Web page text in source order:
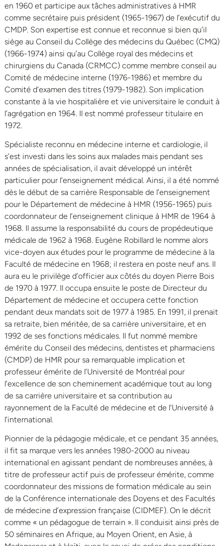
en 1960 et participe aux tâches administratives à HMR
comme secrétaire puis président (1965-1967) de l’exécutif du
CMDP. Son expertise est connue et reconnue si bien qu’il
siège au Conseil du Collège des médecins du Québec (CMQ)
(1966-1974) ainsi qu’au Collège royal des médecins et
chirurgiens du Canada (CRMCC) comme membre conseil au
Comité de médecine interne (1976-1986) et membre du
Comité d’examen des titres (1979-1982). Son implication
constante à la vie hospitalière et vie universitaire le conduit à
l’agrégation en 1964. Il est nommé professeur titulaire en
1972.
Spécialiste reconnu en médecine interne et cardiologie, il
s’est investi dans les soins aux malades mais pendant ses
années de spécialisation, il avait développé un intérêt
particulier pour l’enseignement médical. Ainsi, il a été nommé
dès le début de sa carrière Responsable de l’enseignement
pour le Département de médecine à HMR (1956-1965) puis
coordonnateur de l’enseignement clinique à HMR de 1964 à
1968. Il assume la responsabilité du cours de propédeutique
médicale de 1962 à 1968. Eugène Robillard le nomme alors
vice-doyen aux études pour le programme de médecine à la
Faculté de médecine en 1968; il restera en poste neuf ans. Il
aura eu le privilège d’officier aux côtés du doyen Pierre Bois
de 1970 à 1977. Il occupa ensuite le poste de Directeur du
Département de médecine et occupera cette fonction
pendant deux mandats soit de 1977 à 1985. En 1991, il prenait
sa retraite, bien méritée, de sa carrière universitaire, et en
1992 de ses fonctions médicales. Il fut nommé membre
émérite du Conseil des médecins, dentistes et pharmaciens
(CMDP) de HMR pour sa remarquable implication et
professeur émérite de l’Université de Montréal pour
l’excellence de son cheminement académique tout au long
de sa carrière universitaire et sa contribution au
rayonnement de la Faculté de médecine et de l’Université à
l’international.
Pionnier de la pédagogie médicale, et ce pendant 35 années,
il fit sa marque vers les années 1980-2000 au niveau
international en agissant pendant de nombreuses années, à
titre de professeur actif puis de professeur émérite, comme
coordonnateur des missions de formation médicale au sein
de la Conférence internationale des Doyens et des Facultés
de médecine d’expression française (CIDMEF). On le décrit
comme « un pédagogue de terrain ». Il conduisit ainsi près de
50 séminaires en Afrique, au Moyen Orient, en Asie, à